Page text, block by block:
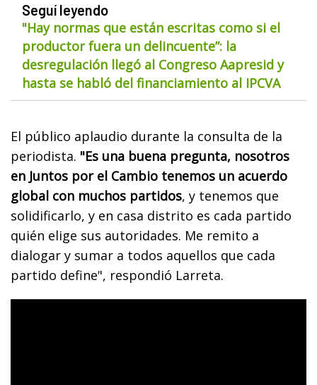
Seguí leyendo
"Hay normas que están escritas como si el
productor fuera un delincuente”: la
desregulación llegó al Congreso Aapresid y
hasta se habló del financiamiento al IPCVA
El público aplaudio durante la consulta de la
periodista. "Es una buena pregunta, nosotros
en Juntos por el Cambio tenemos un acuerdo
global con muchos partidos, y tenemos que
solidificarlo, y en casa distrito es cada partido
quién elige sus autoridades. Me remito a
dialogar y sumar a todos aquellos que cada
partido define", respondió Larreta.